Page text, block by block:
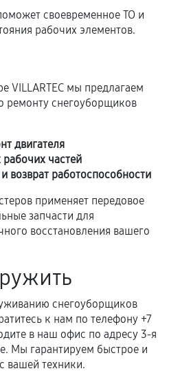
попадание влаги,
или вмешательство
деталей, если иное не
гарантийного
это не указано в
куплены
работы может
или частично, если
условия:
подходят по
и не имеют внешних
своевременное ТО и
рабочих элементов.
VILLARTEC мы предлагаем
ремонту снегоуборщиков
двигателя
частей
возврат работоспособности
применяет передовое
запчасти для
восстановления вашего
снегоуборщиков
к нам по телефону +7
в наш офис по адресу 3-я
Мы гарантируем быстрое и
вашей техники.